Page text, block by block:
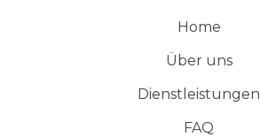
Home
Über uns
Dienstleistungen
FAQ